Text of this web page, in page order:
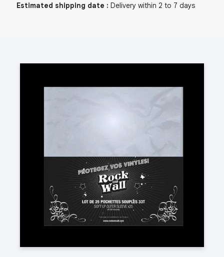
Estimated shipping date : Delivery within 2 to 7 days